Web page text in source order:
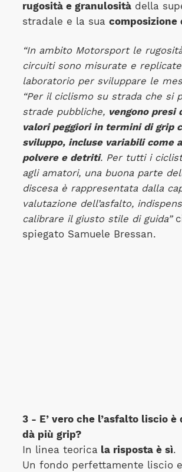
rugosità e granulositàdella
stradale e la sua composizione
“In ambito Motorsport le
circuiti sono misurate e
laboratorio per sviluppare le
“Per il ciclismo su strada che si
strade pubbliche, vengono presi
valori peggiori in termini di grip
sviluppo, incluse variabili come
polvere e detriti. Per tutti i
agli amatori, una buona parte
discesa è rappresentata dalla
valutazione dell’asfalto,
calibrare il giusto stile di guida”
spiegato Samuele Bressan.
3 - E’ vero che l’asfalto liscio è
dà più grip?
In linea teoricala risposta è sì.
Un fondo perfettamente liscio